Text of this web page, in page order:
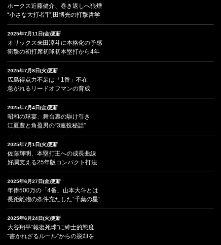
ホークス近藤健介、巻き返しへ狼煙
“小さな大打者”門田博光の打撃哲学
2025年7月11日(金)更新
オリックス来田涼斗に本格化の予感
衝撃の初打席初球初本塁打から4年
2025年7月8日(火)更新
広島得点力不足は「1番」不在
急がれるリードオフマンの育成
2025年7月4日(金)更新
昭和の球宴、舞台裏の駆け引き
江夏豊と角盈男の“3連投秘話”
2025年7月1日(火)更新
佐藤輝明、本塁打王への成長曲線
好調支える25年版コンパクト打法
2025年6月27日(金)更新
年俸500万の「4番」山本大斗とは
長距離砲の条件充たした“千葉の星”
2025年6月24日(火)更新
大谷翔平“報復死球”に紳士的態度
“書かれざるルール”からの脱却を